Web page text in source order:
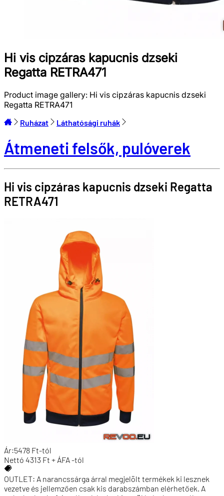
Hi vis cipzáras kapucnis dzseki
Regatta RETRA471
Product image gallery: Hi vis cipzáras kapucnis dzseki
Regatta RETRA471
Ruházat Láthatósági ruhák
Átmeneti felsők, pulóverek
Hi vis cipzáras kapucnis dzseki Regatta
RETRA471
Ár:5478 Ft-tól
Nettó 4313 Ft + ÁFA-tól
OUTLET: A narancssárga árral megjelölt termékek ki lesznek
vezetve és jellemzően csak kis darabszámban elérhetőek. A